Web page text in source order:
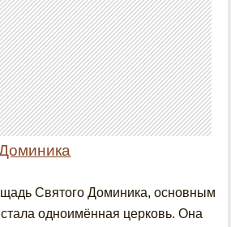
Святого Доминика, основным
одноимённая церковь. Она